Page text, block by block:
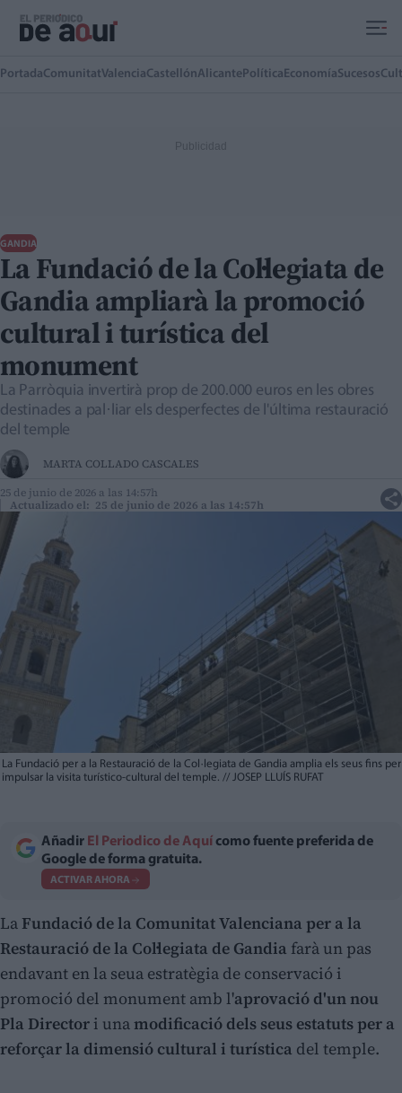
PortadaComunitatValenciaCastellónAlicante Política EconomíaSucesos
GANDIA
La Fundació de la Col·legiata de
Gandia ampliarà la promoció
cultural i turística del
monument
La Parròquia invertirà prop de 200.000 euros en les obres
destinades a pal·liar els desperfectes de l'última restauració
del temple
MARTA COLLADO CASCALES
25 de junio de 2026 a las 14:57h
Actualizado el: 25 de junio de 2026 a las 14:57h
La Fundació per a la Restauració de la Col·legiata de Gandia amplia els seus fins
impulsar la visita turístico-cultural del temple. // JOSEP LLUÍS RUFAT
Añadir El Periodico de Aquí como fuente preferida de
Google de forma gratuita.
ACTIVAR AHORA
La Fundació de la Comunitat Valenciana per a la
Restauració de la Col·legiata de Gandia farà un pas
endavant en la seua estratègia de conservació i
promoció del monument amb l'aprovació d'un nou
Pla Director i unamodificació dels seus estatuts per a
reforçar la dimensió cultural i turística del temple.